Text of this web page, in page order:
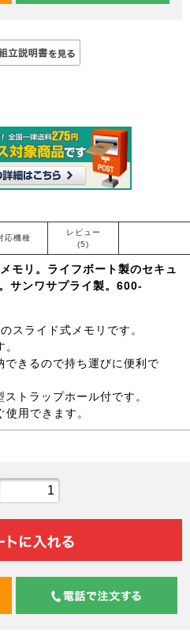
応機種
レビュー
(5)
モリ。ライフボート製のセキュ
サンワサプライ製。600-
スライド式メモリです。
きるので持ち運びに便利で
トラップホール付です。
用できます。